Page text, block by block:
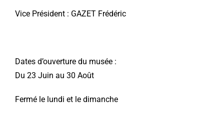
Vice Président : GAZET Frédéric
Dates d’ouverture du musée :
Du 23 Juin au 30 Août
Fermé le lundi et le dimanche